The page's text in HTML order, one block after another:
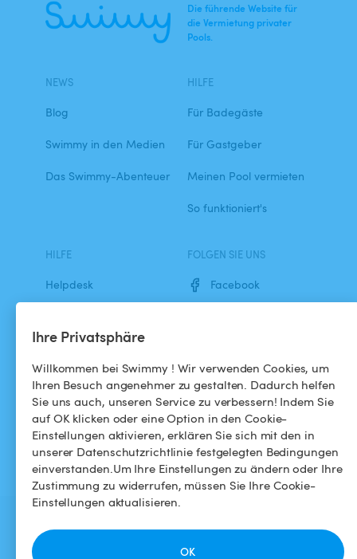
Ihre Privatsphäre
Willkommen bei Swimmy ! Wir verwenden Cookies, um
Ihren Besuch angenehmer zu gestalten. Dadurch helfen
Sie uns auch, unseren Service zu verbessern! Indem Sie
auf OK klicken oder eine Option in den Cookie-
Einstellungen aktivieren, erklären Sie sich mit den in
unserer Datenschutzrichtlinie festgelegten Bedingungen
einverstanden.Um Ihre Einstellungen zu ändern oder Ihre
Zustimmung zu widerrufen, müssen Sie Ihre Cookie-
Einstellungen aktualisieren.
OK
Die führende Website für
die Vermietung privater
Pools.
NEWS
Blog
Swimmy in den Medien
Das Swimmy-Abenteuer
HILFE
Für Badegäste
Für Gastgeber
Meinen Pool vermieten
So funktioniert's
HILFE
Helpdesk
Geschäftsbedingungen
Datenschutzbestimmungen
Impressums
FOLGEN SIE UNS
Facebook